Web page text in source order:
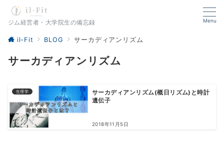
Menu
ジム経営者・大学院生の備忘録
il-Fit BLOG サーカディアンリズム
サーカディアンリズム
生理学
サーカディアンリズム(概日リズム)と時計
遺伝子
2018年11月5日